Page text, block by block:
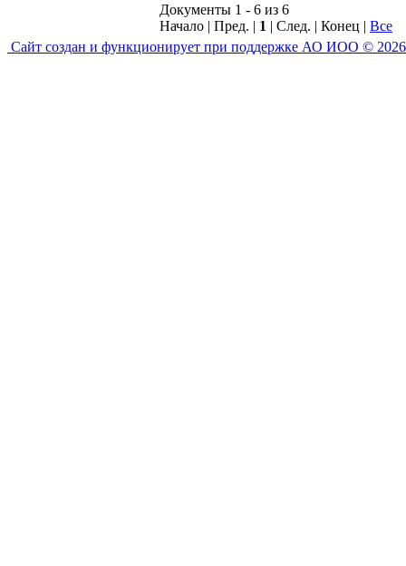
Документы 1 - 6 из 6
Начало | Пред. | 1 | След. | Конец | Все
Сайт создан и функционирует при поддержке АО ИОО © 2026